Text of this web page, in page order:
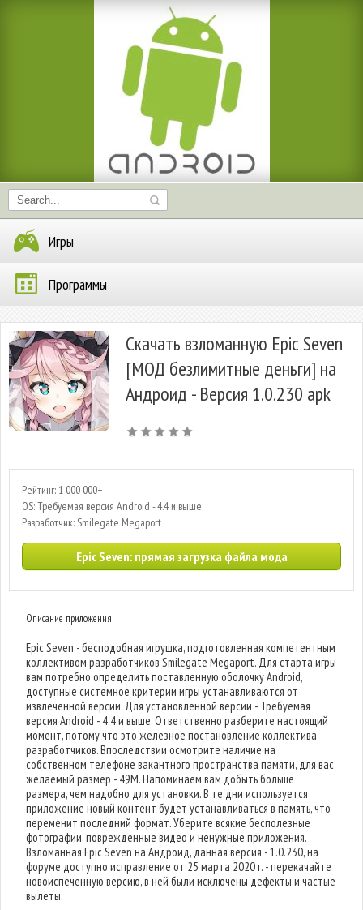
Игры
Программы
Скачать взломанную Epic Seven
[МОД безлимитные деньги] на
Андроид - Версия 1.0.230 apk
Рейтинг: 1 000 000+
OS: Требуемая версия Android - 4.4 и выше
Разработчик: Smilegate Megaport
Epic Seven: прямая загрузка файла мода
Описание приложения
Epic Seven - бесподобная игрушка, подготовленная компетентным
коллективом разработчиков Smilegate Megaport. Для старта игры
вам потребно определить поставленную оболочку Android,
доступные системное критерии игры устанавливаются от
извлеченной версии. Для установленной версии - Требуемая
версия Android - 4.4 и выше. Ответственно разберите настоящий
момент, потому что это железное постановление коллектива
разработчиков. Впоследствии осмотрите наличие на
собственном телефоне вакантного пространства памяти, для вас
желаемый размер - 49M. Напоминаем вам добыть больше
размера, чем надобно для установки. В те дни используется
приложение новый контент будет устанавливаться в память, что
переменит последний формат. Уберите всякие бесполезные
фотографии, поврежденные видео и ненужные приложения.
Взломанная Epic Seven на Андроид, данная версия - 1.0.230, на
форуме доступно исправление от 25 марта 2020 г. - перекачайте
новоиспеченную версию, в ней были исключены дефекты и частые
вылеты.